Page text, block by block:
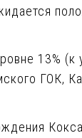
13%
ГОК,